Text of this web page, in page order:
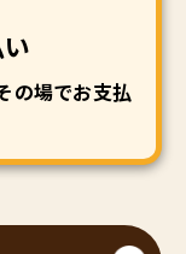
の場でお支払